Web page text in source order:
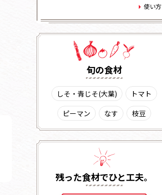
使い方
旬の⾷材
しそ・青じそ(大葉)
トマト
ピーマン
なす 枝豆
残った⾷材でひと⼯夫。